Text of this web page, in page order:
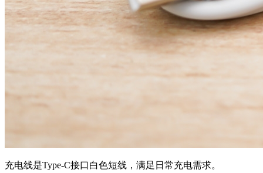
充电线是Type-C接口白色短线，满足日常充电需求。